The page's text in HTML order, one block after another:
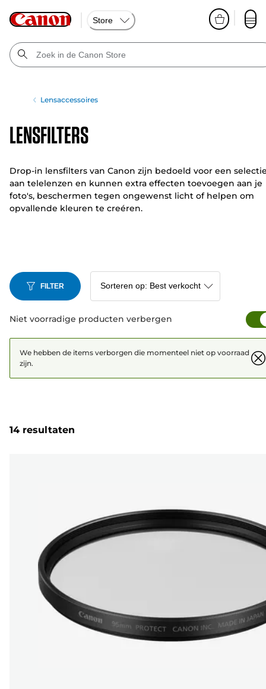
Store
Lensaccessoires
Lensfilters
Drop-in lensfilters van Canon zijn bedoeld voor een
aan telelenzen en kunnen extra effecten toevoegen aan je
foto's, beschermen tegen ongewenst licht of helpen om
opvallende kleuren te creéren.
FILTER
Niet voorradige producten verbergen
We hebben de items verborgen die momenteel niet op voorraad
zijn.
14 resultaten